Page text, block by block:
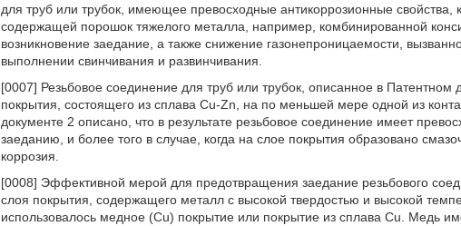
для труб или трубок, имеющее превосходные антикоррозионные свойства,
содержащей порошок тяжелого металла, например, комбинированной
возникновение заедание, а также снижение газонепроницаемости,
выполнении свинчивания и развинчивания.
[0007] Резьбовое соединение для труб или трубок, описанное в Патентном
покрытия, состоящего из сплава Cu-Zn, на по меньшей мере одной из
документе 2 описано, что в результате резьбовое соединение имеет
заеданию, и более того в случае, когда на слое покрытия образовано
коррозия.
[0008] Эффективной мерой для предотвращения заедание резьбового
слоя покрытия, содержащего металл с высокой твердостью и высокой
использовалось медное (Cu) покрытие или покрытие из сплава Cu. Медь